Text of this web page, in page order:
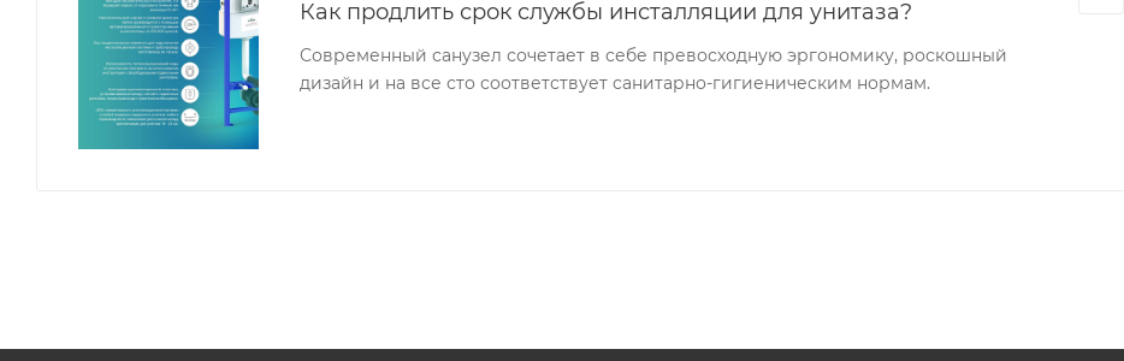
Как продлить срок службы инсталляции для унитаза?
Современный санузел сочетает в себе превосходную эргономику, роскошный
дизайн и на все сто соответствует санитарно-гигиеническим нормам.